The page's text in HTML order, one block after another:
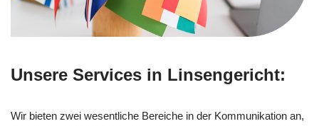
Unsere Services in Linsengericht:
Wir bieten zwei wesentliche Bereiche in der Kommunikation an,